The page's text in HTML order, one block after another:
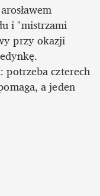
i "mistrzami
przy okazji
potrzeba czterech
a jeden